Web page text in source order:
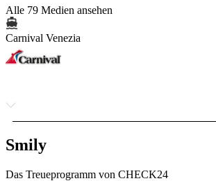
Alle 79 Medien ansehen
Carnival Venezia
Smily
Das Treueprogramm von CHECK24